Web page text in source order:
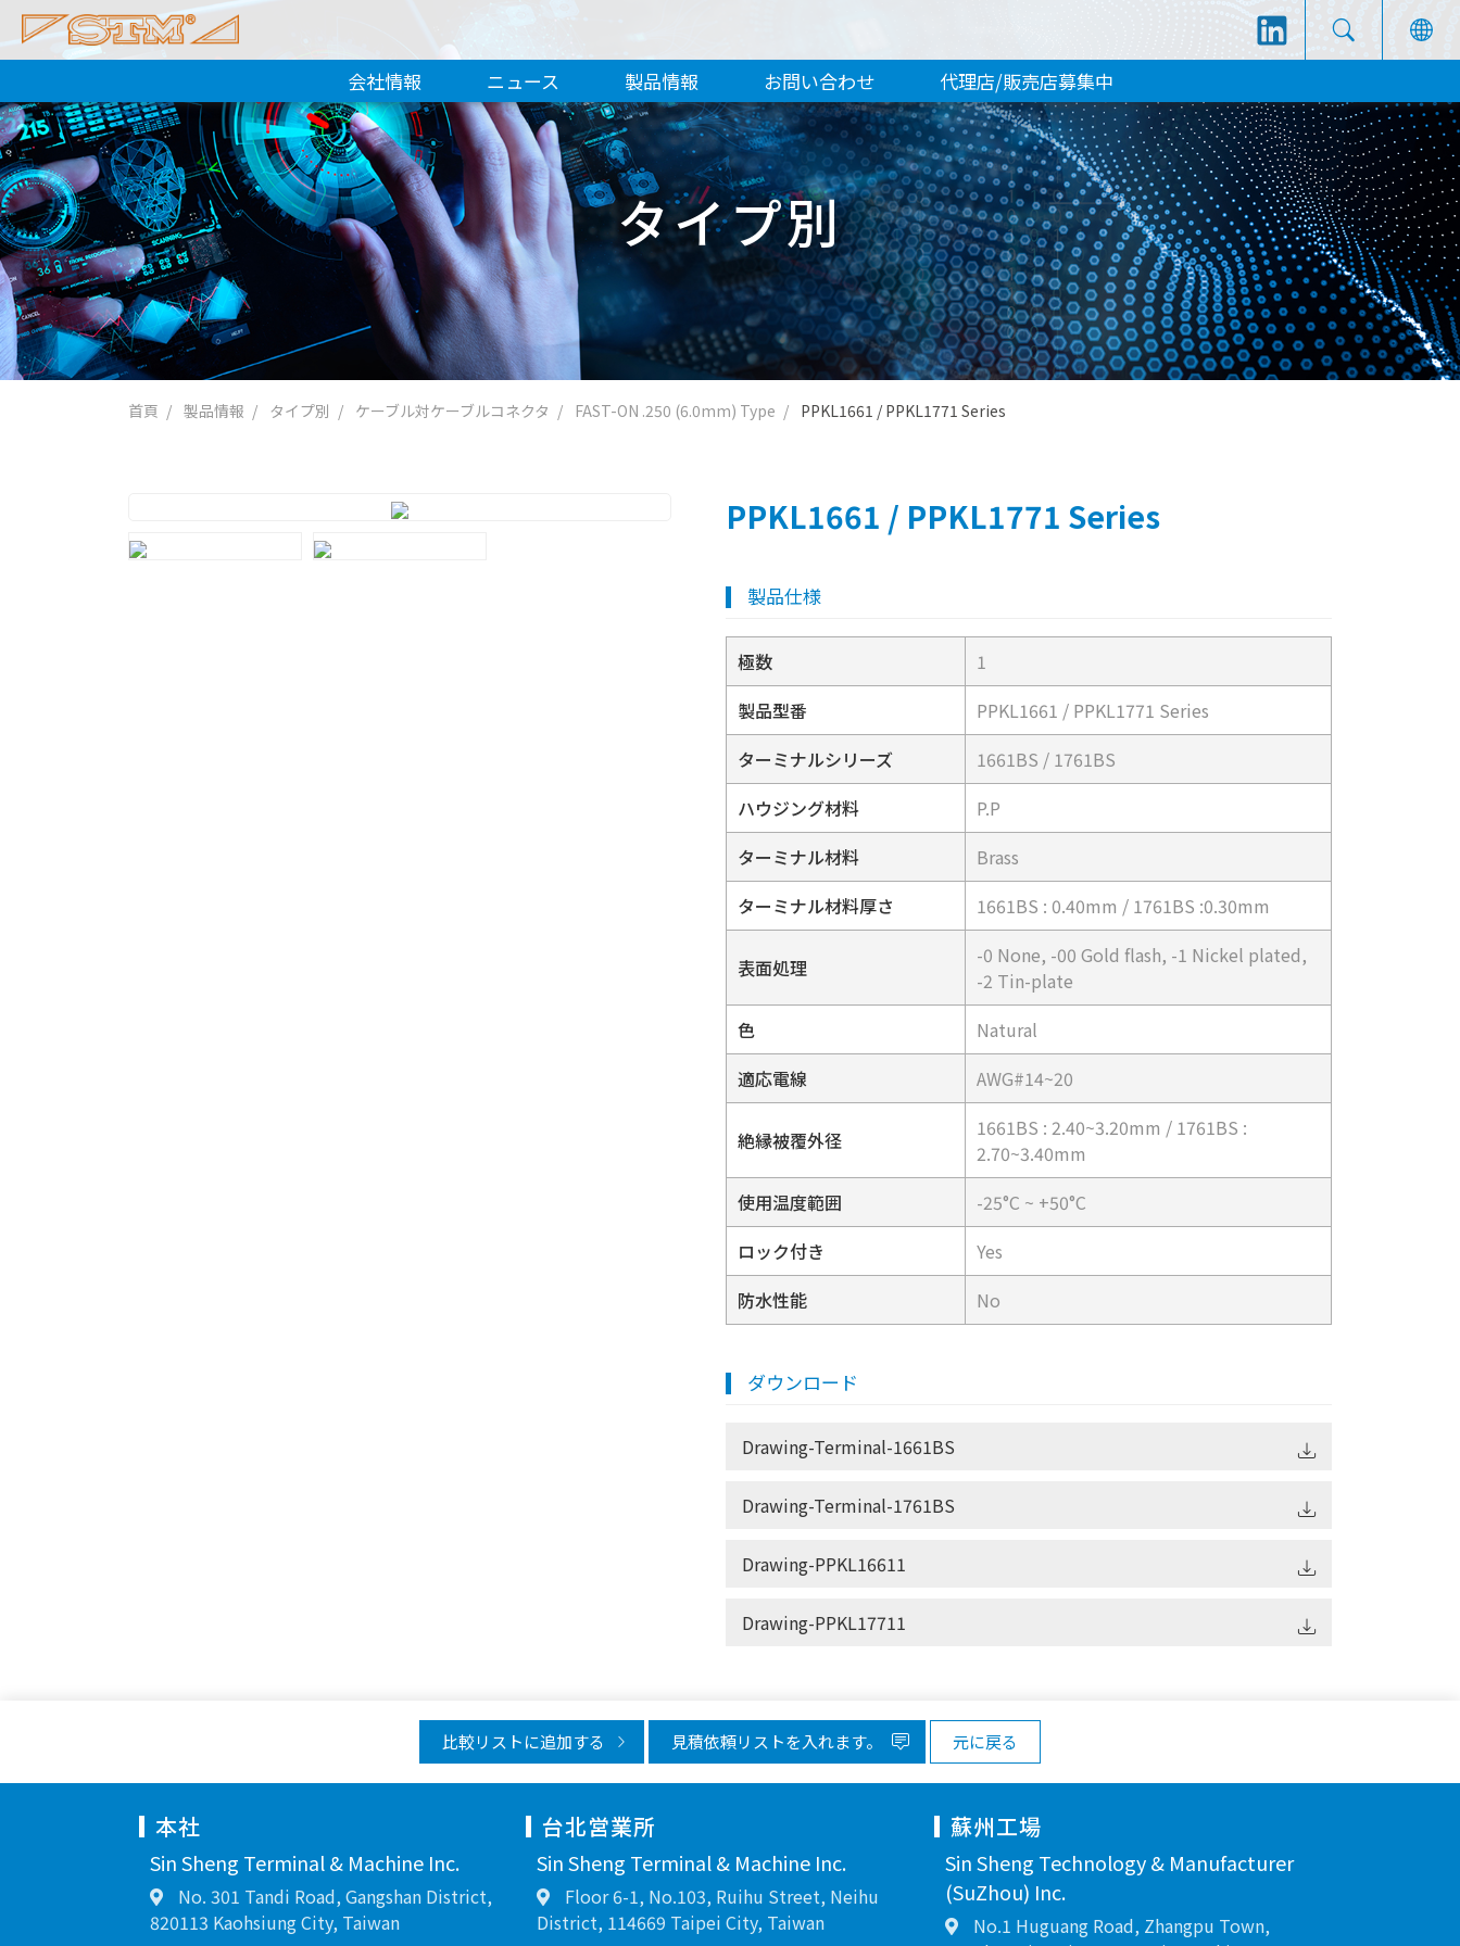
会社情報 ニュース 製品情報 お問い合わせ 代理店/販売店募集中
タイプ別
首頁 製品情報 タイプ別 ケーブル対ケーブルコネクタ FAST-ON .250 (6.0mm) Type PPKL1661 / PPKL1771 Series
PPKL1661 / PPKL1771 Series
製品仕様
極数
1
製品型番
PPKL1661 / PPKL1771 Series
ターミナルシリーズ
1661BS / 1761BS
ハウジング材料
P.P
ターミナル材料
Brass
ターミナル材料厚さ
1661BS : 0.40mm / 1761BS :0.30mm
表面処理
-0 None, -00 Gold flash, -1 Nickel plated,
-2 Tin-plate
色
Natural
適応電線
AWG#14~20
絶縁被覆外径
1661BS : 2.40~3.20mm / 1761BS :
2.70~3.40mm
使用温度範囲
-25°C ~ +50°C
ロック付き
Yes
防水性能
No
ダウンロード
Drawing-Terminal-1661BS
Drawing-Terminal-1761BS
Drawing-PPKL16611
Drawing-PPKL17711
比較リストに追加する 見積依頼リストを入れます。 元に戻る
本社
Sin Sheng Terminal & Machine Inc.
No. 301 Tandi Road, Gangshan District,
820113 Kaohsiung City, Taiwan
台北営業所
Sin Sheng Terminal & Machine Inc.
Floor 6-1, No.103, Ruihu Street, Neihu
District, 114669 Taipei City, Taiwan
蘇州工場
Sin Sheng Technology & Manufacturer
(SuZhou) Inc.
No.1 Huguang Road, Zhangpu Town,